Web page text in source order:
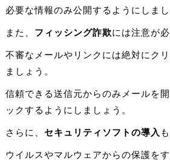
必要な情報のみ公開するようにしまし
また、 フィッシング詐欺には注意が必
不審なメールやリンクには絶対にク
ましょう。
信頼できる送信元からのみメールを
ックするようにしましょう。
さらに、 セキュリティソフトの導入
ウイルスやマルウェアからの保護を